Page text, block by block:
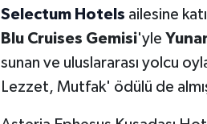
Selectum Hotels ailesine
Blu Cruises Gemisi'yle
sunan ve uluslararası yolcu
Lezzet, Mutfak' ödülü de